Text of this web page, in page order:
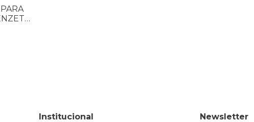
Institucional Newsletter